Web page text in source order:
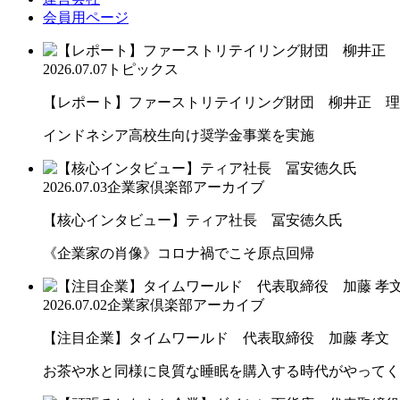
会員用ページ
2026.07.07 トピックス
【レポート】ファーストリテイリング財団 柳井正
インドネシア高校生向け奨学金事業を実施
2026.07.03企業家倶楽部アーカイブ
【核心インタビュー】ティア社長 冨安徳久氏
《企業家の肖像》コロナ禍でこそ原点回帰
2026.07.02企業家倶楽部アーカイブ
【注目企業】タイムワールド 代表取締役 加藤 孝文
お茶や水と同様に良質な睡眠を購入する時代がやって